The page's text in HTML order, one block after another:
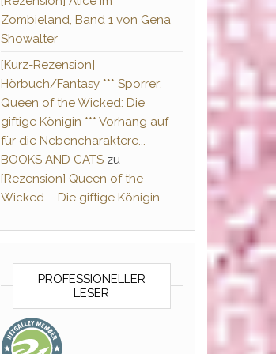
Zombieland, Band 1 von Gena
Showalter
[Kurz-Rezension]
Hörbuch/Fantasy *** Sporrer:
Queen of the Wicked: Die
giftige Königin *** Vorhang auf
für die Nebencharaktere... -
BOOKS AND CATSzu
[Rezension] Queen of the
Wicked – Die giftige Königin
PROFESSIONELLER
LESER